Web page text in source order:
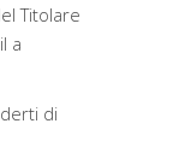
Titolare
a
di